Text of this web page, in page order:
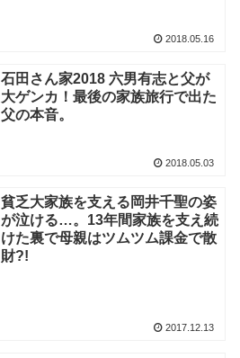
2018.05.16
石田さん家2018 六男有志と父が
大ゲンカ！最後の家族旅行で出た
父の本音。
2018.05.03
貧乏大家族を支える岡井千聖の姿
が泣ける…。13年間家族を支え続
けた裏で母親はツムツム課金で散
財?!
2017.12.13